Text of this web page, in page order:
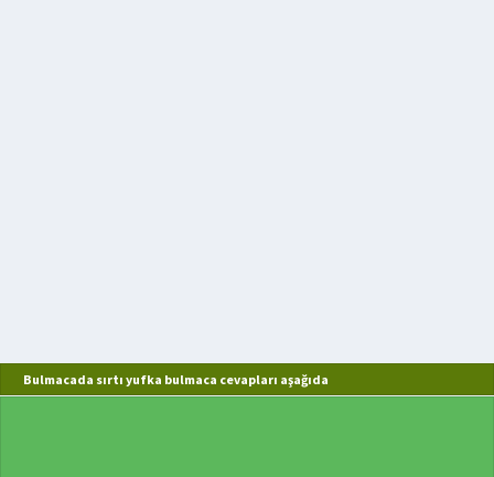
Bulmacada sırtı yufka bulmaca cevapları aşağıda